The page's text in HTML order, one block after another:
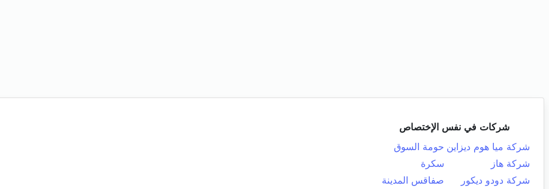
شركات في نفس الإختصاص
شركة ميا هوم ديزاين حومة السوق
شركة هاز
سكرة
شركة دودو ديكور
صفاقس المدينة